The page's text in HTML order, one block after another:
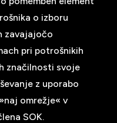
o izboru
zavajajočo
pri potrošnikih
značilnosti svoje
z uporabo
omrežje« v
SOK.